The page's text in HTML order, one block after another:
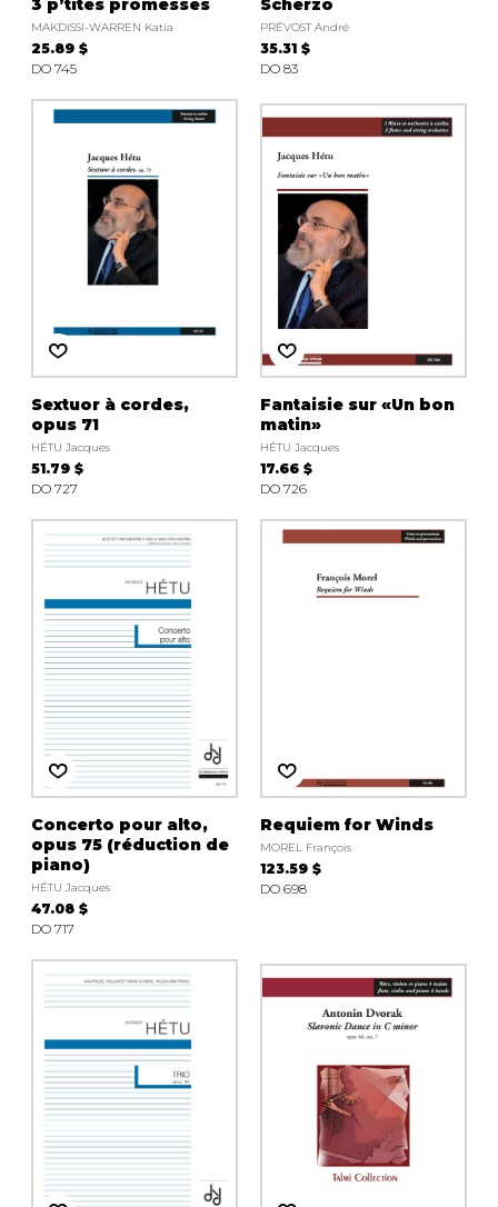
3 p’tites promesses
MAKDISSI-WARREN Katia
25.89 $
DO 745
Scherzo
PRÉVOST André
35.31 $
DO 83
Sextuor à cordes,
opus 71
HÉTU Jacques
51.79 $
DO 727
Fantaisie sur «Un bon
matin»
HÉTU Jacques
17.66 $
DO 726
Concerto pour alto,
opus 75 (réduction de
piano)
HÉTU Jacques
47.08 $
DO 717
Requiem for Winds
MOREL François
123.59 $
DO 698